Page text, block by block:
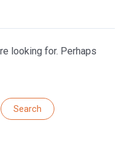
looking for. Perhaps